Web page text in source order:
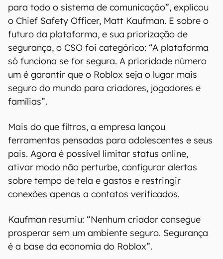
para todo o sistema de comunicação”, explicou
o Chief Safety Officer, Matt Kaufman. E sobre o
futuro da plataforma, e sua priorização de
segurança, o CSO foi categórico: “A plataforma
só funciona se for segura. A prioridade número
um é garantir que o Roblox seja o lugar mais
seguro do mundo para criadores, jogadores e
famílias”.
Mais do que filtros, a empresa lançou
ferramentas pensadas para adolescentes e seus
pais. Agora é possível limitar status online,
ativar modo não perturbe, configurar alertas
sobre tempo de tela e gastos e restringir
conexões apenas a contatos verificados.
Kaufman resumiu: “Nenhum criador consegue
prosperar sem um ambiente seguro. Segurança
é a base da economia do Roblox”.